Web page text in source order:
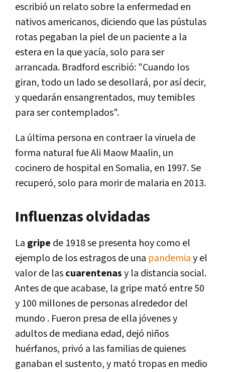
escribió un relato sobre la enfermedad en
nativos americanos, diciendo que las pústulas
rotas pegaban la piel de un paciente a la
estera en la que yacía, solo para ser
arrancada. Bradford escribió: "Cuando los
giran, todo un lado se desollará, por así decir,
y quedarán ensangrentados, muy temibles
para ser contemplados".
La última persona en contraer la viruela de
forma natural fue Ali Maow Maalin, un
cocinero de hospital en Somalia, en 1997. Se
recuperó, solo para morir de malaria en 2013.
Influenzas olvidadas
La gripe de 1918 se presenta hoy como el
ejemplo de los estragos de una pandemiay el
valor de lascuarentenasy la distancia social.
Antes de que acabase, la gripe mató entre 50
y 100 millones de personas alrededor del
mundo . Fueron presa de ella jóvenes y
adultos de mediana edad, dejó niños
huérfanos, privó a las familias de quienes
ganaban el sustento, y mató tropas en medio